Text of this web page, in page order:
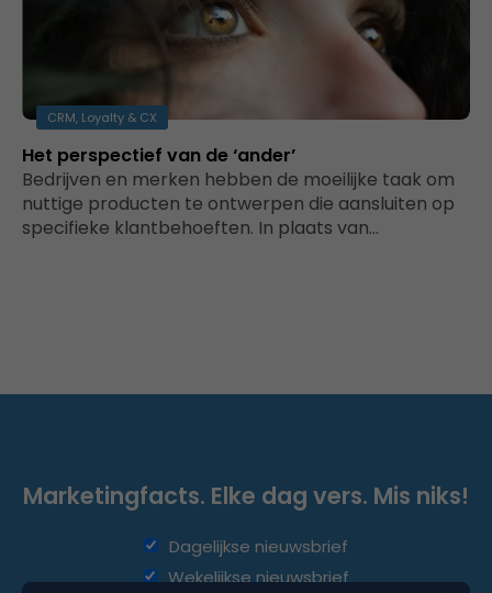
CRM, Loyalty & CX
Het perspectief van de ‘ander’
Bedrijven en merken hebben de moeilijke taak om
nuttige producten te ontwerpen die aansluiten op
specifieke klantbehoeften. In plaats van…
Marketingfacts. Elke dag vers. Mis niks!
Dagelijkse nieuwsbrief
Wekelijkse nieuwsbrief